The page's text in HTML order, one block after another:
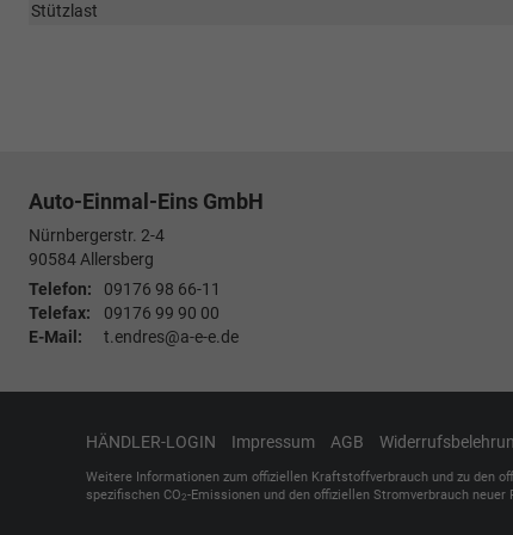
Stützlast
Auto-Einmal-Eins GmbH
Nürnbergerstr. 2-4
90584Allersberg
Telefon:
09176 98 66-11
Telefax:
09176 99 90 00
E-Mail:
t.endres@a-e-e.de
HÄNDLER-LOGIN Impressum AGB
Weitere Informationen zum offiziellen Kraftstoffverbrauch und zu den
spezifischen CO2-Emissionen und den offiziellen Stromverbrauch